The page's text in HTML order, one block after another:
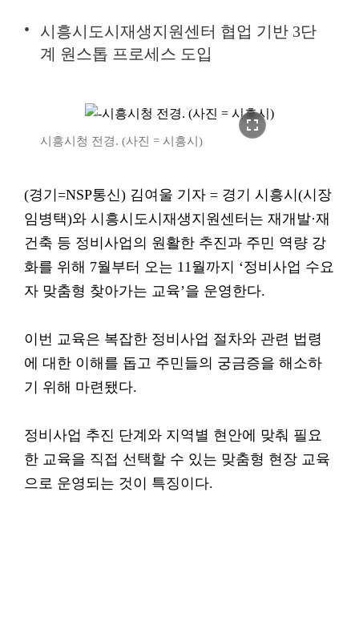
시흥시도시재생지원센터 협업 기반 3단
계 원스톱 프로세스 도입
fullscreen
시흥시청 전경. (사진 = 시흥시)
(경기=NSP통신) 김여울 기자 = 경기 시흥시(시장
임병택)와 시흥시도시재생지원센터는 재개발·재
건축 등 정비사업의 원활한 추진과 주민 역량 강
화를 위해 7월부터 오는 11월까지 ‘정비사업 수요
자 맞춤형 찾아가는 교육’을 운영한다.
이번 교육은 복잡한 정비사업 절차와 관련 법령
에 대한 이해를 돕고 주민들의 궁금증을 해소하
기 위해 마련됐다.
정비사업 추진 단계와 지역별 현안에 맞춰 필요
한 교육을 직접 선택할 수 있는 맞춤형 현장 교육
으로 운영되는 것이 특징이다.